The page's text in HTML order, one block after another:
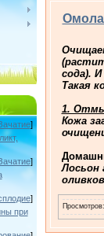
]
]
]
при
сода).
Такая
1.
Кожа
Лосьон